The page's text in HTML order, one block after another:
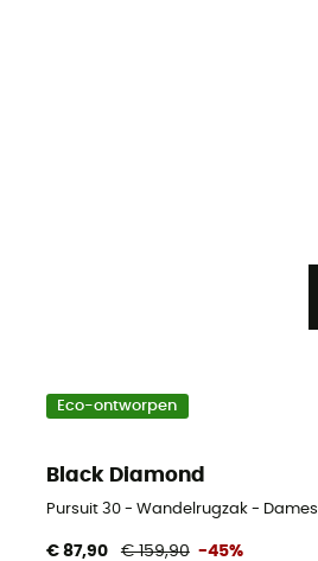
Eco-ontworpen
Black Diamond
Pursuit 30 - Wandelrugzak - Dames
€ 87,90 € 159,90 -45%